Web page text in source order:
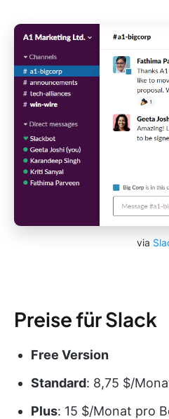
via
Preise für Slack
Free Version
Standard: 8,75 $/
Plus: 15 $/Monat pro